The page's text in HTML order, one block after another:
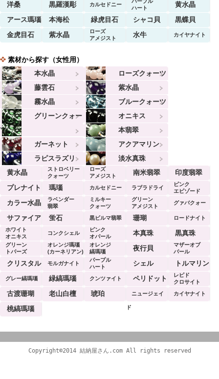
洋桑 黒羅漢彫 カルセドニー
ハート
黄水晶
アース瑪瑙
本海松 緑虎目石 シャコ貝
黒蝶貝
金虎目石
紫水晶
ローズ
アメジスト
水牛 カイヤナイト
素材から探す（女性用）
本水晶
ローズクォーツ
藤雲石
紫水晶
霧水晶
ブルークォーツ
グリーンクォー
ツ
オニキス
本翡翠
ガーネット
アクアマリン
ラピスラズリ
淡水真珠
黄水晶
ストロベリー
クォーツ
ローズ
アメジスト
南米翡翠
印度翡翠
プレナイト
瑪瑙 カルセドニー ラブラドライ
ピンク
エビゾード
カラー水晶
ラベンダー
翡翠
ミルキー
クォーツ
グリーン
アメジスト
グァバクォー
サファイア 蛍石 黒ビルマ翡翠 珊瑚
ロードナイト
ホワイト
オニキス
コンクシェル
ピンク
オパール
本真珠 黒真珠
グリーン
トパーズ
オレンジ瑪瑙
(カーネリアン)
オレンジ
縞瑪瑙
夜行貝
マザーオブ
パール
クリスタル モルガナイト
パープル
ハート
シェル トルマリン
グレー縞瑪瑙 緑縞瑪瑙 クンツァイト ペリドット
レピド
クロサイト
古渡珊瑚 老山白檀 琥珀 ニュージェイ
ド
カイヤナイト
桃縞瑪瑙
Copyright©2014 結納屋さん.com All rights reserved